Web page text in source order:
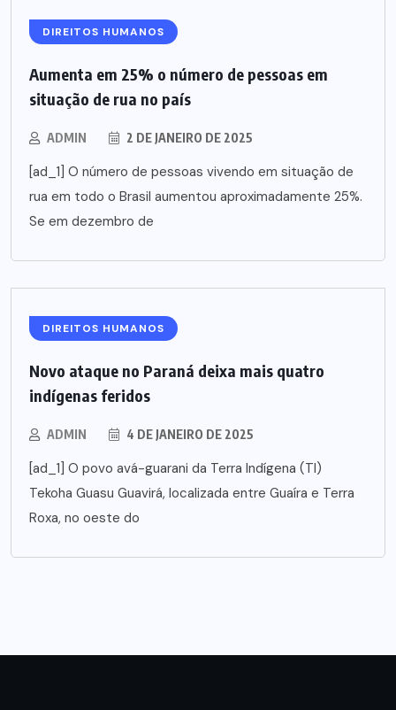
DIREITOS HUMANOS
Aumenta em 25% o número de pessoas em
situação de rua no país
ADMIN 2 DE JANEIRO DE 2025
[ad_1] O número de pessoas vivendo em situação de
rua em todo o Brasil aumentou aproximadamente 25%.
Se em dezembro de
DIREITOS HUMANOS
Novo ataque no Paraná deixa mais quatro
indígenas feridos
ADMIN 4 DE JANEIRO DE 2025
[ad_1] O povo avá-guarani da Terra Indígena (TI)
Tekoha Guasu Guavirá, localizada entre Guaíra e Terra
Roxa, no oeste do